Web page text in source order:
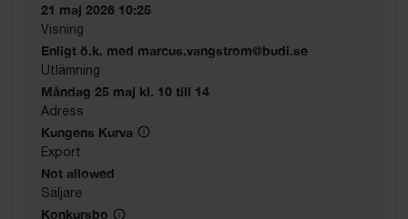
21 maj 2026 10:25
Visning
Enligt ö.k. med marcus.vangstrom@budi.se
Utlämning
Måndag 25 maj kl. 10 till 14
Adress
Kungens Kurva
Export
Not allowed
Säljare
Konkursbo